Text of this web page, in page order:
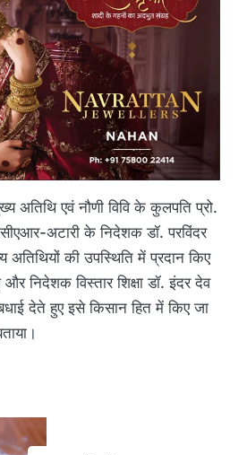
अतिथि एवं नौणी विवि के कुलपति प्रो.
अटारी के निदेशक डॉ. परविंदर
अतिथियों की उपस्थिति में प्रदान किए
निदेशक विस्तार शिक्षा डॉ. इंदर देव
देते हुए इसे किसान हित में किए जा